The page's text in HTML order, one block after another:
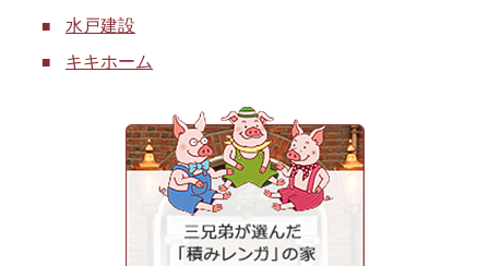
水戸建設
キキホーム